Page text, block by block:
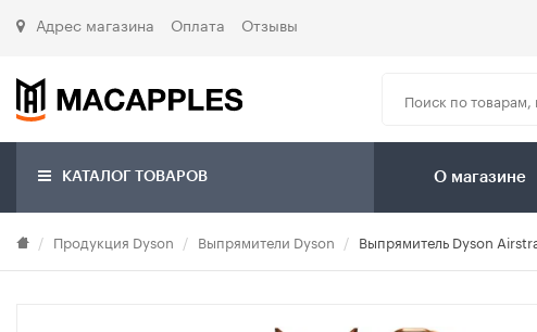
Адрес магазина Оплата Отзывы
КАТАЛОГ ТОВАРОВ О магазине
Продукция Dyson Выпрямители Dyson Выпрямитель Dyson